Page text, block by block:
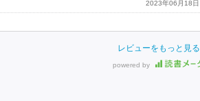
2023年06月18日
レビューをもっと見る
powered by